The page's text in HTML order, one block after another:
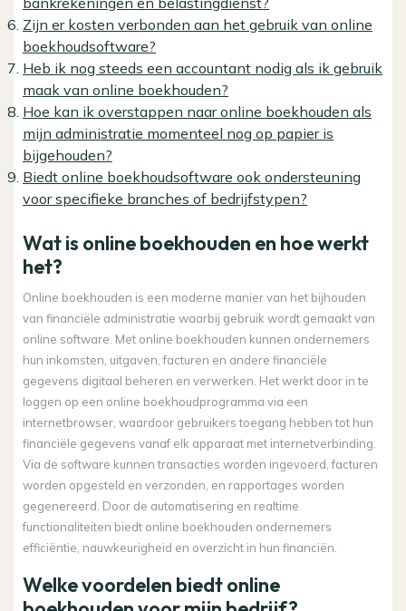
Zijn er kosten verbonden aan het gebruik van online
boekhoudsoftware?
Heb ik nog steeds een accountant nodig als ik gebruik
maak van online boekhouden?
Hoe kan ik overstappen naar online boekhouden als
mijn administratie momenteel nog op papier is
bijgehouden?
Biedt online boekhoudsoftware ook ondersteuning
voor specifieke branches of bedrijfstypen?
Wat is online boekhouden en hoe werkt
het?
Online boekhouden is een moderne manier van het bijhouden
van financiële administratie waarbij gebruik wordt gemaakt van
online software. Met online boekhouden kunnen ondernemers
hun inkomsten, uitgaven, facturen en andere financiële
gegevens digitaal beheren en verwerken. Het werkt door in te
loggen op een online boekhoudprogramma via een
internetbrowser, waardoor gebruikers toegang hebben tot hun
financiële gegevens vanaf elk apparaat met internetverbinding.
Via de software kunnen transacties worden ingevoerd, facturen
worden opgesteld en verzonden, en rapportages worden
gegenereerd. Door de automatisering en realtime
functionaliteiten biedt online boekhouden ondernemers
efficiëntie, nauwkeurigheid en overzicht in hun financiën.
Welke voordelen biedt online